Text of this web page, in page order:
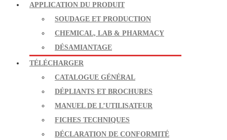
APPLICATION DU PRODUIT
SOUDAGE ET PRODUCTION
CHEMICAL, LAB & PHARMACY
DÉSAMIANTAGE
TÉLÉCHARGER
CATALOGUE GÉNÉRAL
DÉPLIANTS ET BROCHURES
MANUEL DE L’UTILISATEUR
FICHES TECHNIQUES
DÉCLARATION DE CONFORMITÉ